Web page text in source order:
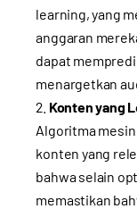
learning, yang
anggaran
dapat
menargetkan
Konten yang
Algoritma
konten yang
bahwa selain
memastikan